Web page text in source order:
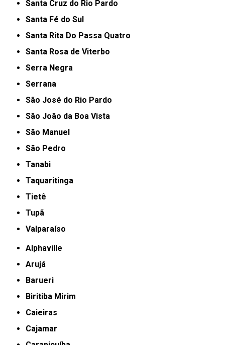
Santa Cruz do Rio Pardo
Santa Fé do Sul
Santa Rita Do Passa Quatro
Santa Rosa de Viterbo
Serra Negra
Serrana
São José do Rio Pardo
São João da Boa Vista
São Manuel
São Pedro
Tanabi
Taquaritinga
Tietê
Tupã
Valparaíso
Alphaville
Arujá
Barueri
Biritiba Mirim
Caieiras
Cajamar